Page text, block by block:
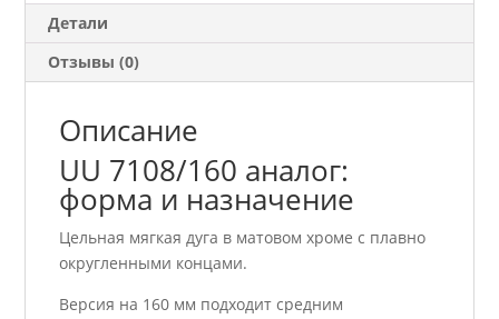
Детали
Отзывы (0)
Описание
UU 7108/160 аналог:
форма и назначение
Цельная мягкая дуга в матовом хроме с плавно
округленными концами.
Версия на 160 мм подходит средним